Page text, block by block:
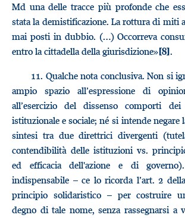
Md una delle tracce più profonde che
stata la demistificazione. La rottura di miti
mai posti in dubbio. (…) Occorreva
entro la cittadella della giurisdizione»[8].
11. Qualche nota conclusiva. Non si
ampio spazio all’espressione di
all’esercizio del dissenso comporti
istituzionale e sociale; né si intende negare
sintesi tra due direttrici divergenti
contendibilità delle istituzioni vs.
ed efficacia dell'azione e di
indispensabile – ce lo ricorda l’art. 2
principio solidaristico – per costruire
degno di tale nome, senza rassegnarsi a